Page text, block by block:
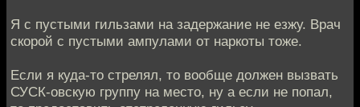
Я с пустыми гильзами на задержание не езжу. Врач
скорой с пустыми ампулами от наркоты тоже.
Если я куда-то стрелял, то вообще должен вызвать
СУСК-овскую группу на место, ну а если не попал,